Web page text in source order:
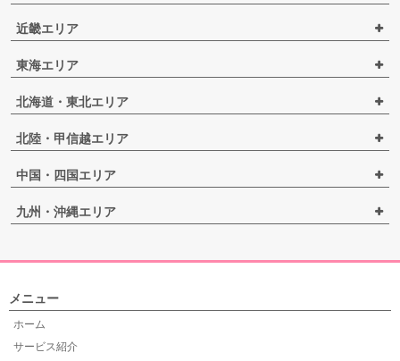
近畿エリア
東海エリア
北海道・東北エリア
北陸・甲信越エリア
中国・四国エリア
九州・沖縄エリア
メニュー
ホーム
サービス紹介